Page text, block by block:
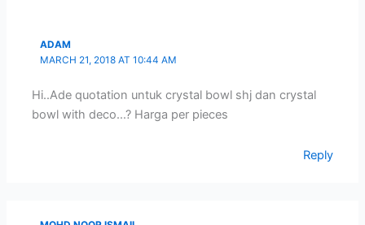
ADAM
MARCH 21, 2018 AT 10:44 AM
Hi..Ade quotation untuk crystal bowl shj dan crystal
bowl with deco…? Harga per pieces
Reply